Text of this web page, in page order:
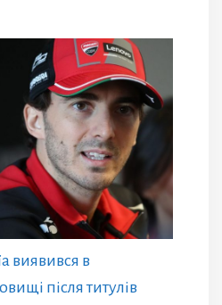
виявився в
після титулів